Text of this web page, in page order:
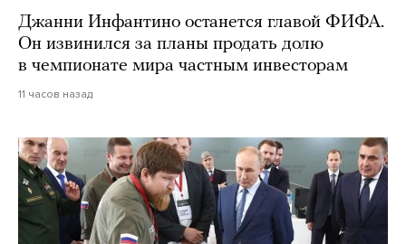
Джанни Инфантино останется главой ФИФА.
Он извинился за планы продать долю
в чемпионате мира частным инвесторам
11 часов назад